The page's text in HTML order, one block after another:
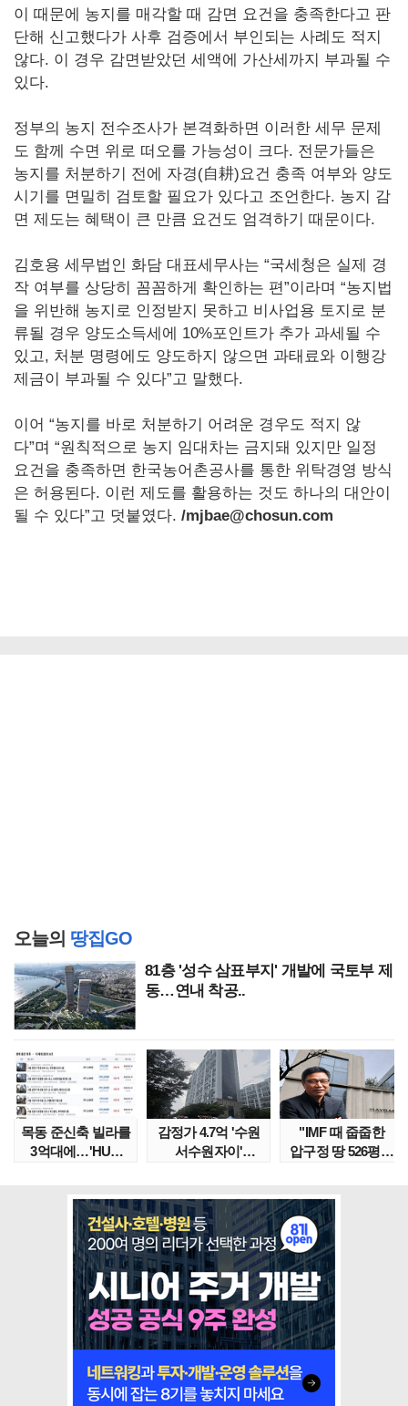
이 때문에 농지를 매각할 때 감면 요건을 충족한다고 판
단해 신고했다가 사후 검증에서 부인되는 사례도 적지
않다. 이 경우 감면받았던 세액에 가산세까지 부과될 수
있다.
정부의 농지 전수조사가 본격화하면 이러한 세무 문제
도 함께 수면 위로 떠오를 가능성이 크다. 전문가들은
농지를 처분하기 전에 자경(自耕)요건 충족 여부와 양도
시기를 면밀히 검토할 필요가 있다고 조언한다. 농지 감
면 제도는 혜택이 큰 만큼 요건도 엄격하기 때문이다.
김호용 세무법인 화담 대표세무사는 “국세청은 실제 경
작 여부를 상당히 꼼꼼하게 확인하는 편”이라며 “농지법
을 위반해 농지로 인정받지 못하고 비사업용 토지로 분
류될 경우 양도소득세에 10%포인트가 추가 과세될 수
있고, 처분 명령에도 양도하지 않으면 과태료와 이행강
제금이 부과될 수 있다”고 말했다.
이어 “농지를 바로 처분하기 어려운 경우도 적지 않
다”며 “원칙적으로 농지 임대차는 금지돼 있지만 일정
요건을 충족하면 한국농어촌공사를 통한 위탁경영 방식
은 허용된다. 이런 제도를 활용하는 것도 하나의 대안이
될 수 있다”고 덧붙였다. /mjbae@chosun.com
오늘의 땅집GO
81층 '성수 삼표부지' 개발에 국토부 제
동…연내 착공..
목동 준신축 빌라를
3억대에…'HUG
감정가 4.7억 '수원
서수원자이'
"IMF 때 줍줍한
압구정 땅 526평의